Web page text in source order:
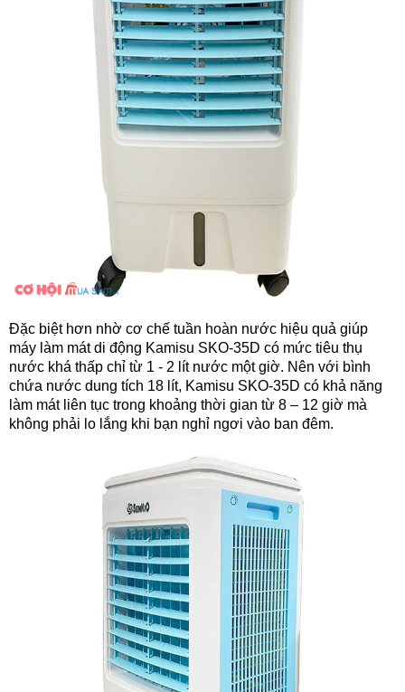
Đặc biệt hơn nhờ cơ chế tuần hoàn nước hiệu quả giúp
máy làm mát di động Kamisu SKO-35D có mức tiêu thụ
nước khá thấp chỉ từ 1 - 2 lít nước một giờ. Nên với bình
chứa nước dung tích 18 lít, Kamisu SKO-35D có khả năng
làm mát liên tục trong khoảng thời gian từ 8 – 12 giờ mà
không phải lo lắng khi bạn nghỉ ngơi vào ban đêm.